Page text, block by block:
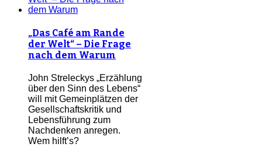
„Das Café am Rande
der Welt“ – Die Frage
nach dem Warum
John Streleckys „Erzählung
über den Sinn des Lebens“
will mit Gemeinplätzen der
Gesellschaftskritik und
Lebensführung zum
Nachdenken anregen.
Wem hilft’s?